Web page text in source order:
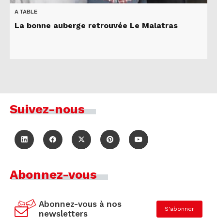
A TABLE
La bonne auberge retrouvée Le Malatras
Suivez-nous
Abonnez-vous
Abonnez-vous à nos
newsletters
S'abonner